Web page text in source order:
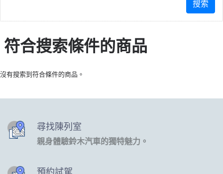
符合搜索條件的商品
沒有搜索到符合條件的商品。
尋找陳列室
親身體驗鈴木汽車的獨特魅力。